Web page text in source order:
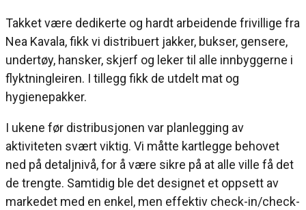
Takket være dedikerte og hardt arbeidende frivillige fra
Nea Kavala, fikk vi distribuert jakker, bukser, gensere,
undertøy, hansker, skjerf og leker til alle innbyggerne i
flyktningleiren. I tillegg fikk de utdelt mat og
hygienepakker.
I ukene før distribusjonen var planlegging av
aktiviteten svært viktig. Vi måtte kartlegge behovet
ned på detaljnivå, for å være sikre på at alle ville få det
de trengte. Samtidig ble det designet et oppsett av
markedet med en enkel, men effektiv check-in/check-